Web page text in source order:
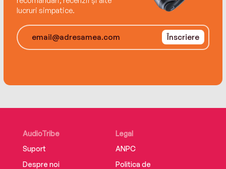
lucruri simpatice.
Înscriere
AudioTribe
Suport
Despre noi
Legal
ANPC
Politica de